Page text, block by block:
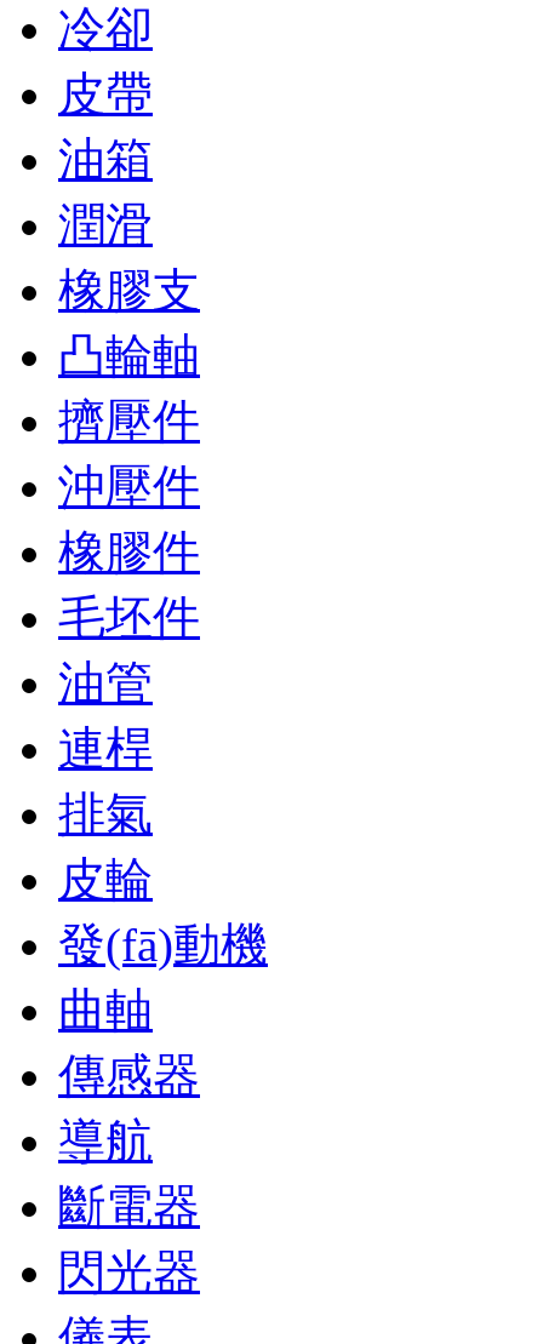
冷卻
皮帶
油箱
潤滑
橡膠支
凸輪軸
擠壓件
沖壓件
橡膠件
毛坯件
油管
連桿
排氣
皮輪
發(fā)動機
曲軸
傳感器
導航
斷電器
閃光器